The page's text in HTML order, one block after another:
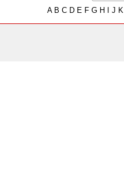
AB C D E F G H J K